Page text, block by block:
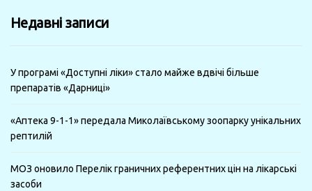
місяці
Недавні записи
У програмі «Доступні ліки» стало майже вдвічі більше
препаратів «Дарниці»
«Аптека 9-1-1» передала Миколаївському зоопарку унікальних
рептилій
МОЗ оновило Перелік граничних референтних цін на лікарські
засоби